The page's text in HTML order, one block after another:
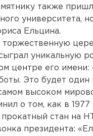
также
университета,
Ельцина.
уникальную
центре его
Это будет
высоком
о том, как в
стан на
президента: